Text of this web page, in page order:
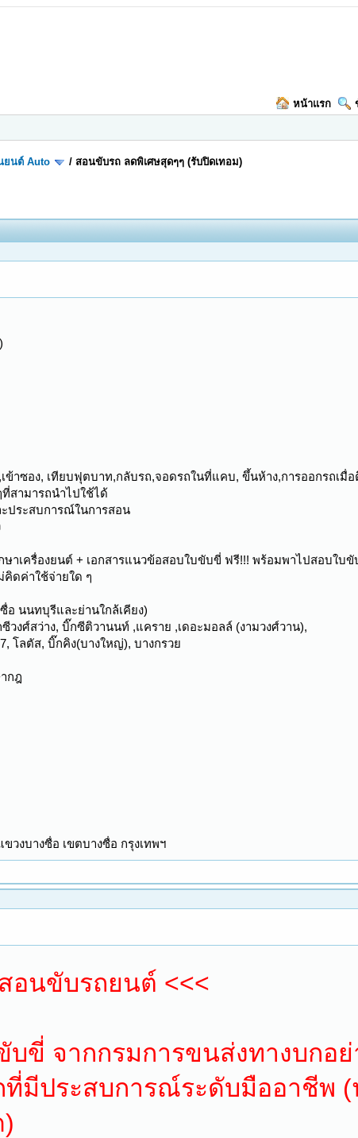
หน้าแรก
ยนต์ Auto /สอนขับรถ ลดพิเศษสุดๆๆ (รับปิดเทอม)
ข้าซอง, เทียบฟุตบาท,กลับรถ,จอดรถในที่แคบ, ขึ้นห้าง,การออกรถ
สามารถนำไปใช้ได้
ประสบการณ์ในการสอน
ษาเครื่องยนต์ + เอกสารแนวข้อสอบใบขับขี่ ฟรี!!! พร้อมพาไปสอบใ
คิดค่าใช้จ่ายใด ๆ
อ นนทบุรีและย่านใกล้เคียง)
วงศ์สว่าง, บิ๊กซีติวานนท์ ,แคราย ,เดอะมอลล์ (งามวงศ์วาน),
โลตัส, บิ๊กคิง(บางใหญ่), บางกรวย
กฎ
วงบางซื่อ เขตบางซื่อ กรุงเทพฯ
อนขับรถยนต์ <<<
ขี่ จากกรมการขนส่งทางบกอย่
มีประสบการณ์ระดับมืออาชีพ